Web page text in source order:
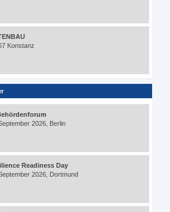
Konstanz
2026, Berlin
Readiness Day
2026, Dortmund